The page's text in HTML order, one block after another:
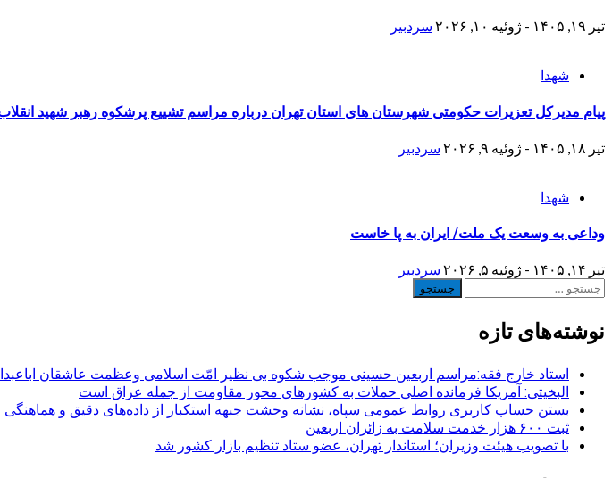
تیر ۱۹, ۱۴۰۵ - ژوئیه ۱۰, ۲۰۲۶ سردبیر
شهدا
پیام مدیرکل تعزیرات حکومتی شهرستان های استان تهران​ درباره مراسم تشییع پرشکوه رهبر شهید
تیر ۱۸, ۱۴۰۵ - ژوئیه ۹, ۲۰۲۶ سردبیر
شهدا
وداعی به وسعت یک ملت/ ایران به پا خاست
تیر ۱۴, ۱۴۰۵ - ژوئیه ۵, ۲۰۲۶
سردبیر
جستجو
نوشته‌های تازه
استاد خارج فقه:مراسم اربعین حسینی موجب شکوه بی نظیر امّت اسلامی وعظمت عاشقان
البخیتی: آمریکا فرمانده اصلی حملات به کشورهای محور مقاومت از جمله عراق است
بستن حساب کاربری روابط عمومی سپاه، نشانه‌ وحشت جبهه استکبار از داده‌های دقیق و
ثبت ۶۰۰ هزار خدمت سلامت به زائران اربعین
با تصویب هیئت وزیران؛ استاندار تهران، عضو ستاد تنظیم بازار کشور شد